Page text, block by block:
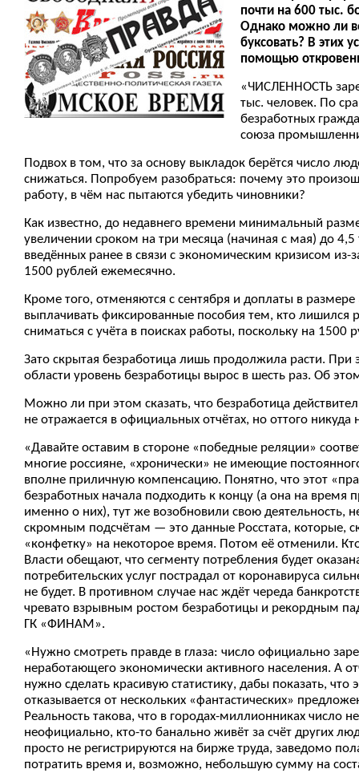
почти на 600 тыс.
Однако можно ли
буксовать? В этих
помощью
«ЧИСЛЕННОСТЬ
тыс. человек. По
безработных
союза
Подвох в том, что за основу выкладок берётся число
снижаться. Попробуем разобраться: почему это
работу, в чём нас пытаются убедить чиновники?
Как известно, до недавнего времени минимальный
увеличении сроком на три месяца (начиная с мая) до
введённых ранее в связи с экономическим кризисом
1500 рублей ежемесячно.
Кроме того, отменяются с сентября и доплаты в
выплачивать фиксированные пособия тем, кто
сниматься с учёта в поисках работы, поскольку на
Зато скрытая безработица лишь продолжила расти.
области уровень безработицы вырос в шесть раз. Об
Можно ли при этом сказать, что безработица
не отражается в официальных отчётах, но оттого никуда
«Давайте оставим в стороне «победные реляции»
многие россияне, «хронически» не имеющие
вполне приличную компенсацию. Понятно, что этот
безработных начала подходить к концу (а она на время
именно о них), тут же возобновили свою деятельность,
скромным подсчётам — это данные Росстата, которые,
«конфетку» на некоторое время. Потом её отменили.
Власти обещают, что сегменту потребления будет
потребительских услуг пострадал от коронавируса
не будет. В противном случае нас ждёт череда
чревато взрывным ростом безработицы и рекордным
ГК «ФИНАМ».
«Нужно смотреть правде в глаза: число официально
неработающего экономически активного населения. А
нужно сделать красивую статистику, дабы показать,
отказывается от нескольких «фантастических»
Реальность такова, что в городах-миллионниках число
неофициально, кто-то банально живёт за счёт других
просто не регистрируются на бирже труда, заведомо
потратить время и, возможно, небольшую сумму на